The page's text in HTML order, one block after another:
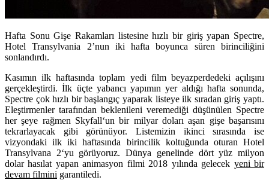
Hafta Sonu Gişe Rakamları listesine hızlı bir giriş yapan Spectre,
Hotel Transylvania 2’nun iki hafta boyunca süren birinciliğini
sonlandırdı.
Kasımın ilk haftasında toplam yedi film beyazperdedeki açılışını
gerçekleştirdi. İlk üçte yabancı yapımın yer aldığı hafta sonunda,
Spectre çok hızlı bir başlangıç yaparak listeye ilk sıradan giriş yaptı.
Eleştirmenler tarafından beklenileni veremediği düşünülen Spectre
her şeye rağmen Skyfall‘un bir milyar doları aşan gişe başarısını
tekrarlayacak gibi görünüyor. Listemizin ikinci sırasında ise
vizyondaki ilk iki haftasında birincilik koltuğunda oturan Hotel
Transylvana 2‘yu görüyoruz. Dünya genelinde dört yüz milyon
dolar hasılat yapan animasyon filmi 2018 yılında gelecek yeni bir
devam filmini garantiledi.